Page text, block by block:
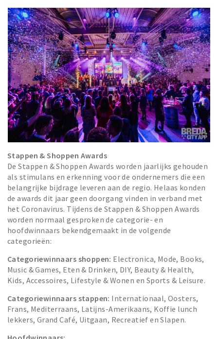
Stappen & Shoppen Awards
De Stappen & Shoppen Awards worden jaarlijks gehouden
als stimulans en erkenning voor de ondernemers die een
belangrijke bijdrage leveren aan de regio. Helaas konden
de awards dit jaar geen doorgang vinden in verband met
het Coronavirus. Tijdens de Stappen & Shoppen Awards
worden normaal gesproken de categorie- en
hoofdwinnaars bekendgemaakt in de volgende
categorieën:
Categoriewinnaars shoppen: Electronica, Mode, Books,
Music & Games, Eten & Drinken, DIY, Beauty & Health,
Kids, Accessoires, Lifestyle & Wonen en Sports & Leisure.
Categoriewinnaars stappen: Internationaal, Oosters,
Frans, Mediterraans, Latijns-Amerikaans, Koffie lunch
lekkers, Grand Café, Uitgaan, Recreatief en Slapen.